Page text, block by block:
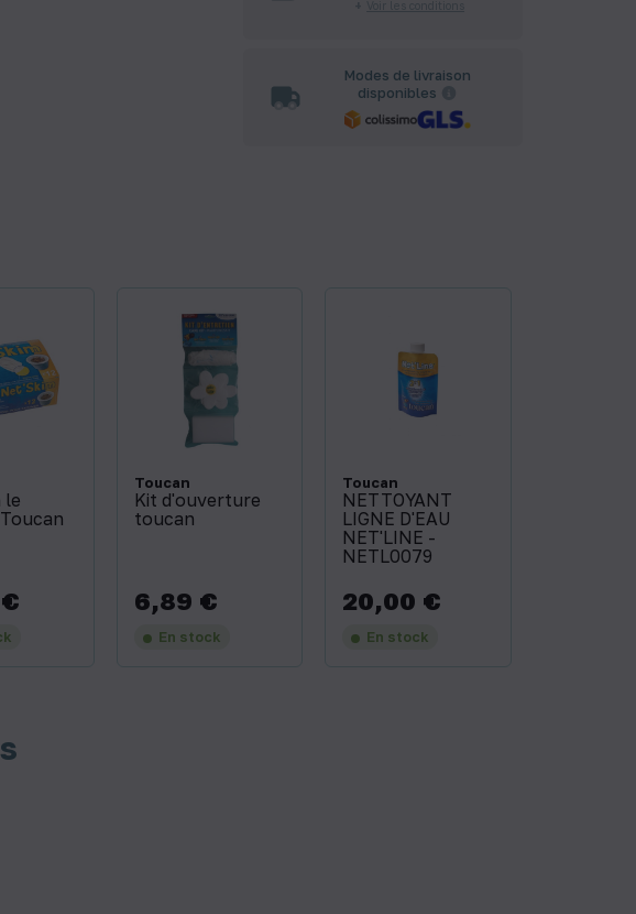
Modes de livraison
disponibles
le
Toucan
Kit d'ouverture
toucan
Prix
6,89 €
En stock
Toucan
NETTOYANT
LIGNE D'EAU
NET'LINE -
NETL0079
Prix
20,00 €
En stock